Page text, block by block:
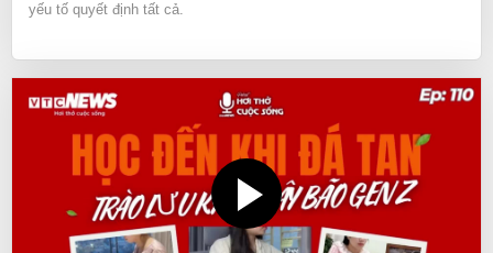
yếu tố quyết định tất cả.